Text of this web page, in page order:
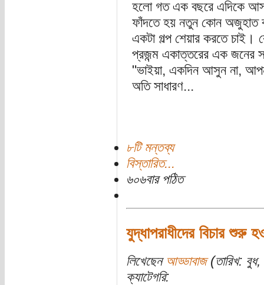
হলো গত এক বছরে এদিকে
ফাঁদতে হয় নতুন কোন অজুহাত
একটা গল্প শেয়ার করতে
প্রজন্ম একাত্তরের এক জনের
"ভাইয়া, একদিন আসুন না,
অতি সাধারণ...
৮টি মন্তব্য
বিস্তারিত...
৬০৬বার পঠিত
যুদ্ধাপরাধীদের বিচার শুরু
লিখেছেন আড্ডাবাজ(তারিখ:
ক্যাটেগরি: